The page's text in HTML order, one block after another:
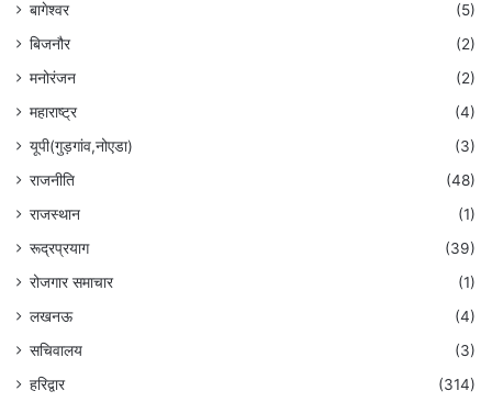
बागेश्वर
(5)
बिजनौर
(2)
मनोरंजन
(2)
महाराष्ट्र
(4)
यूपी(गुड़गांव,नोएडा)
(3)
राजनीति
(48)
राजस्थान
(1)
रूद्रप्रयाग
(39)
रोजगार समाचार
(1)
लखनऊ
(4)
सचिवालय
(3)
हरिद्वार
(314)